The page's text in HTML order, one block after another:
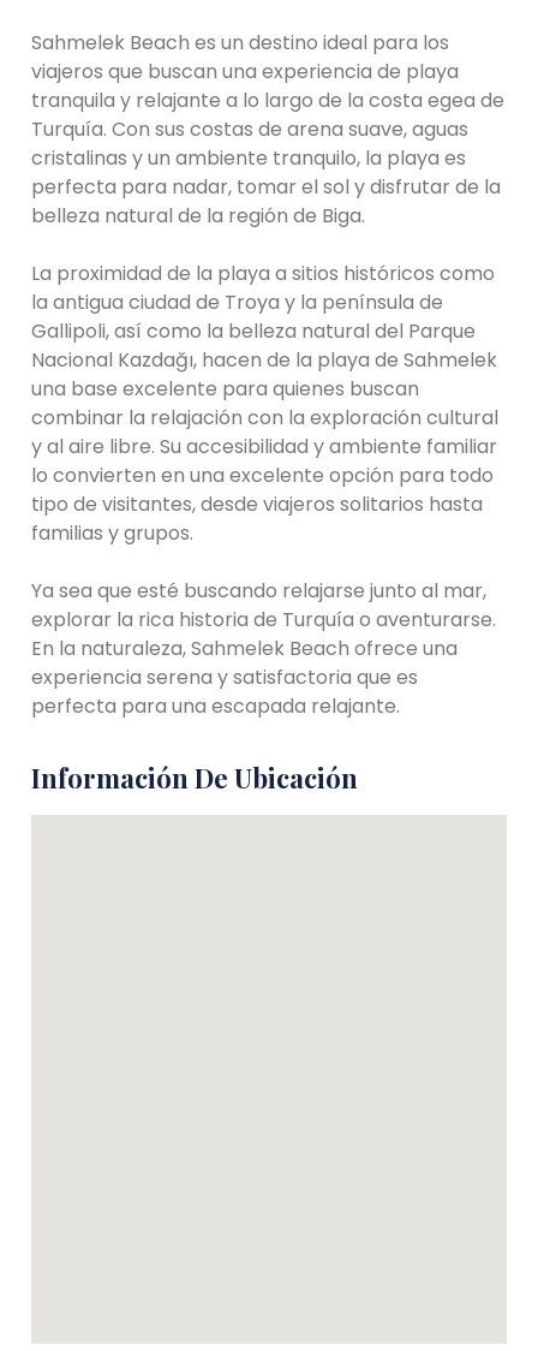
Sahmelek Beach es un destino ideal para los
viajeros que buscan una experiencia de playa
tranquila y relajante a lo largo de la costa egea de
Turquía. Con sus costas de arena suave, aguas
cristalinas y un ambiente tranquilo, la playa es
perfecta para nadar, tomar el sol y disfrutar de la
belleza natural de la región de Biga.
La proximidad de la playa a sitios históricos como
la antigua ciudad de Troya y la península de
Gallipoli, así como la belleza natural del Parque
Nacional Kazdağı, hacen de la playa de Sahmelek
una base excelente para quienes buscan
combinar la relajación con la exploración cultural
y al aire libre. Su accesibilidad y ambiente familiar
lo convierten en una excelente opción para todo
tipo de visitantes, desde viajeros solitarios hasta
familias y grupos.
Ya sea que esté buscando relajarse junto al mar,
explorar la rica historia de Turquía o aventurarse.
En la naturaleza, Sahmelek Beach ofrece una
experiencia serena y satisfactoria que es
perfecta para una escapada relajante.
Información De Ubicación